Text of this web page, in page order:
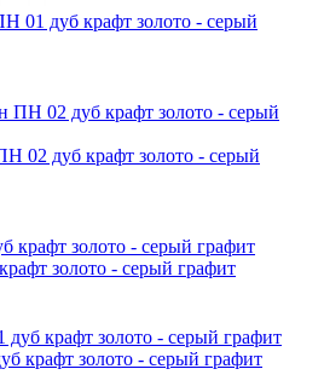
01 дуб крафт золото - серый
02 дуб крафт золото - серый
золото - серый графит
крафт золото - серый графит